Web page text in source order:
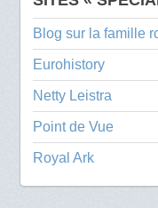
Blog sur la famille
Eurohistory
Netty Leistra
Point de Vue
Royal Ark